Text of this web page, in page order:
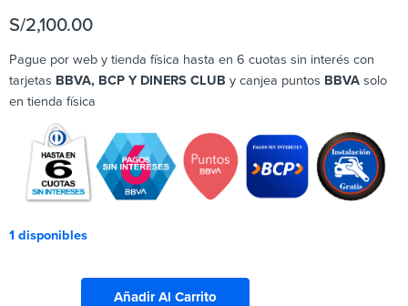
S/2,100.00
Pague por web y tienda física hasta en 6 cuotas sin interés con
tarjetas BBVA, BCP Y DINERS CLUB y canjea puntos BBVA solo
en tienda física
1 disponibles
Añadir Al Carrito